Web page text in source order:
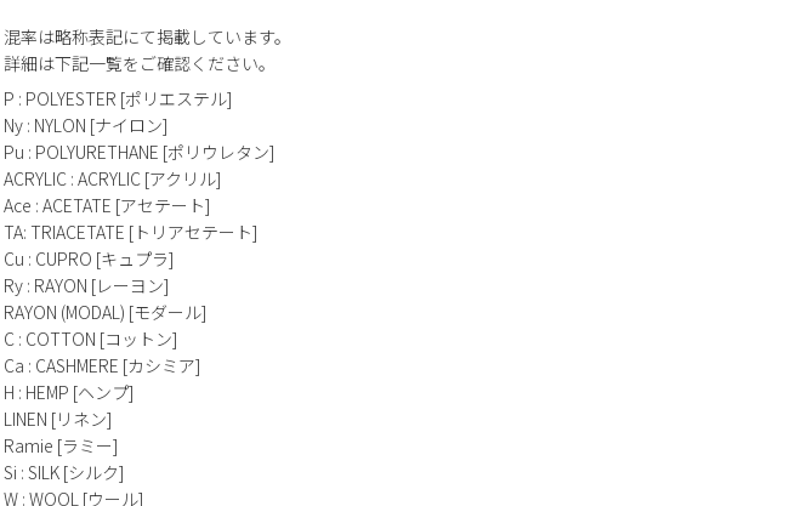
混率は略称表記にて掲載しています。
詳細は下記一覧をご確認ください。
P : POLYESTER [ポリエステル]
Ny : NYLON [ナイロン]
Pu : POLYURETHANE [ポリウレタン]
ACRYLIC : ACRYLIC [アクリル]
Ace : ACETATE [アセテート]
TA: TRIACETATE [トリアセテート]
Cu : CUPRO [キュプラ]
Ry : RAYON [レーヨン]
RAYON (MODAL) [モダール]
C : COTTON [コットン]
Ca : CASHMERE [カシミア]
H : HEMP [ヘンプ]
LINEN [リネン]
Ramie [ラミー]
Si : SILK [シルク]
W : WOOL [ウール]